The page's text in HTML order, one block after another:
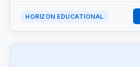
HORIZON EDUCATIONAL